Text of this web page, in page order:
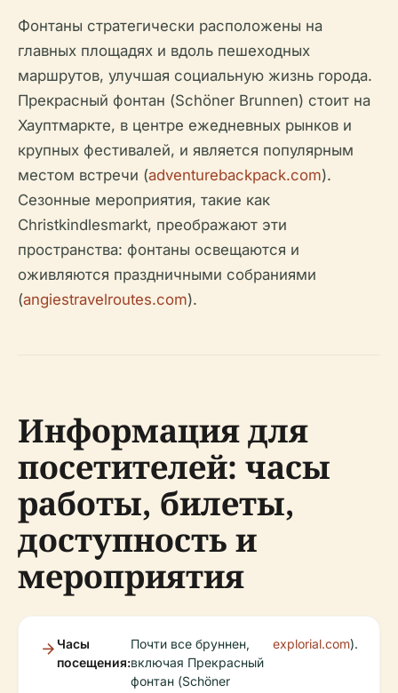
Фонтаны стратегически расположены на
главных площадях и вдоль пешеходных
маршрутов, улучшая социальную жизнь города.
Прекрасный фонтан (Schöner Brunnen) стоит на
Хауптмаркте, в центре ежедневных рынков и
крупных фестивалей, и является популярным
местом встречи (adventurebackpack.com).
Сезонные мероприятия, такие как
Christkindlesmarkt, преображают эти
пространства: фонтаны освещаются и
оживляются праздничными собраниями
(angiestravelroutes.com).
Информация для
посетителей: часы
работы, билеты,
доступность и
мероприятия
Часы
посещения:
Почти все бруннен,
включая Прекрасный
фонтан (Schöner
explorial.com).